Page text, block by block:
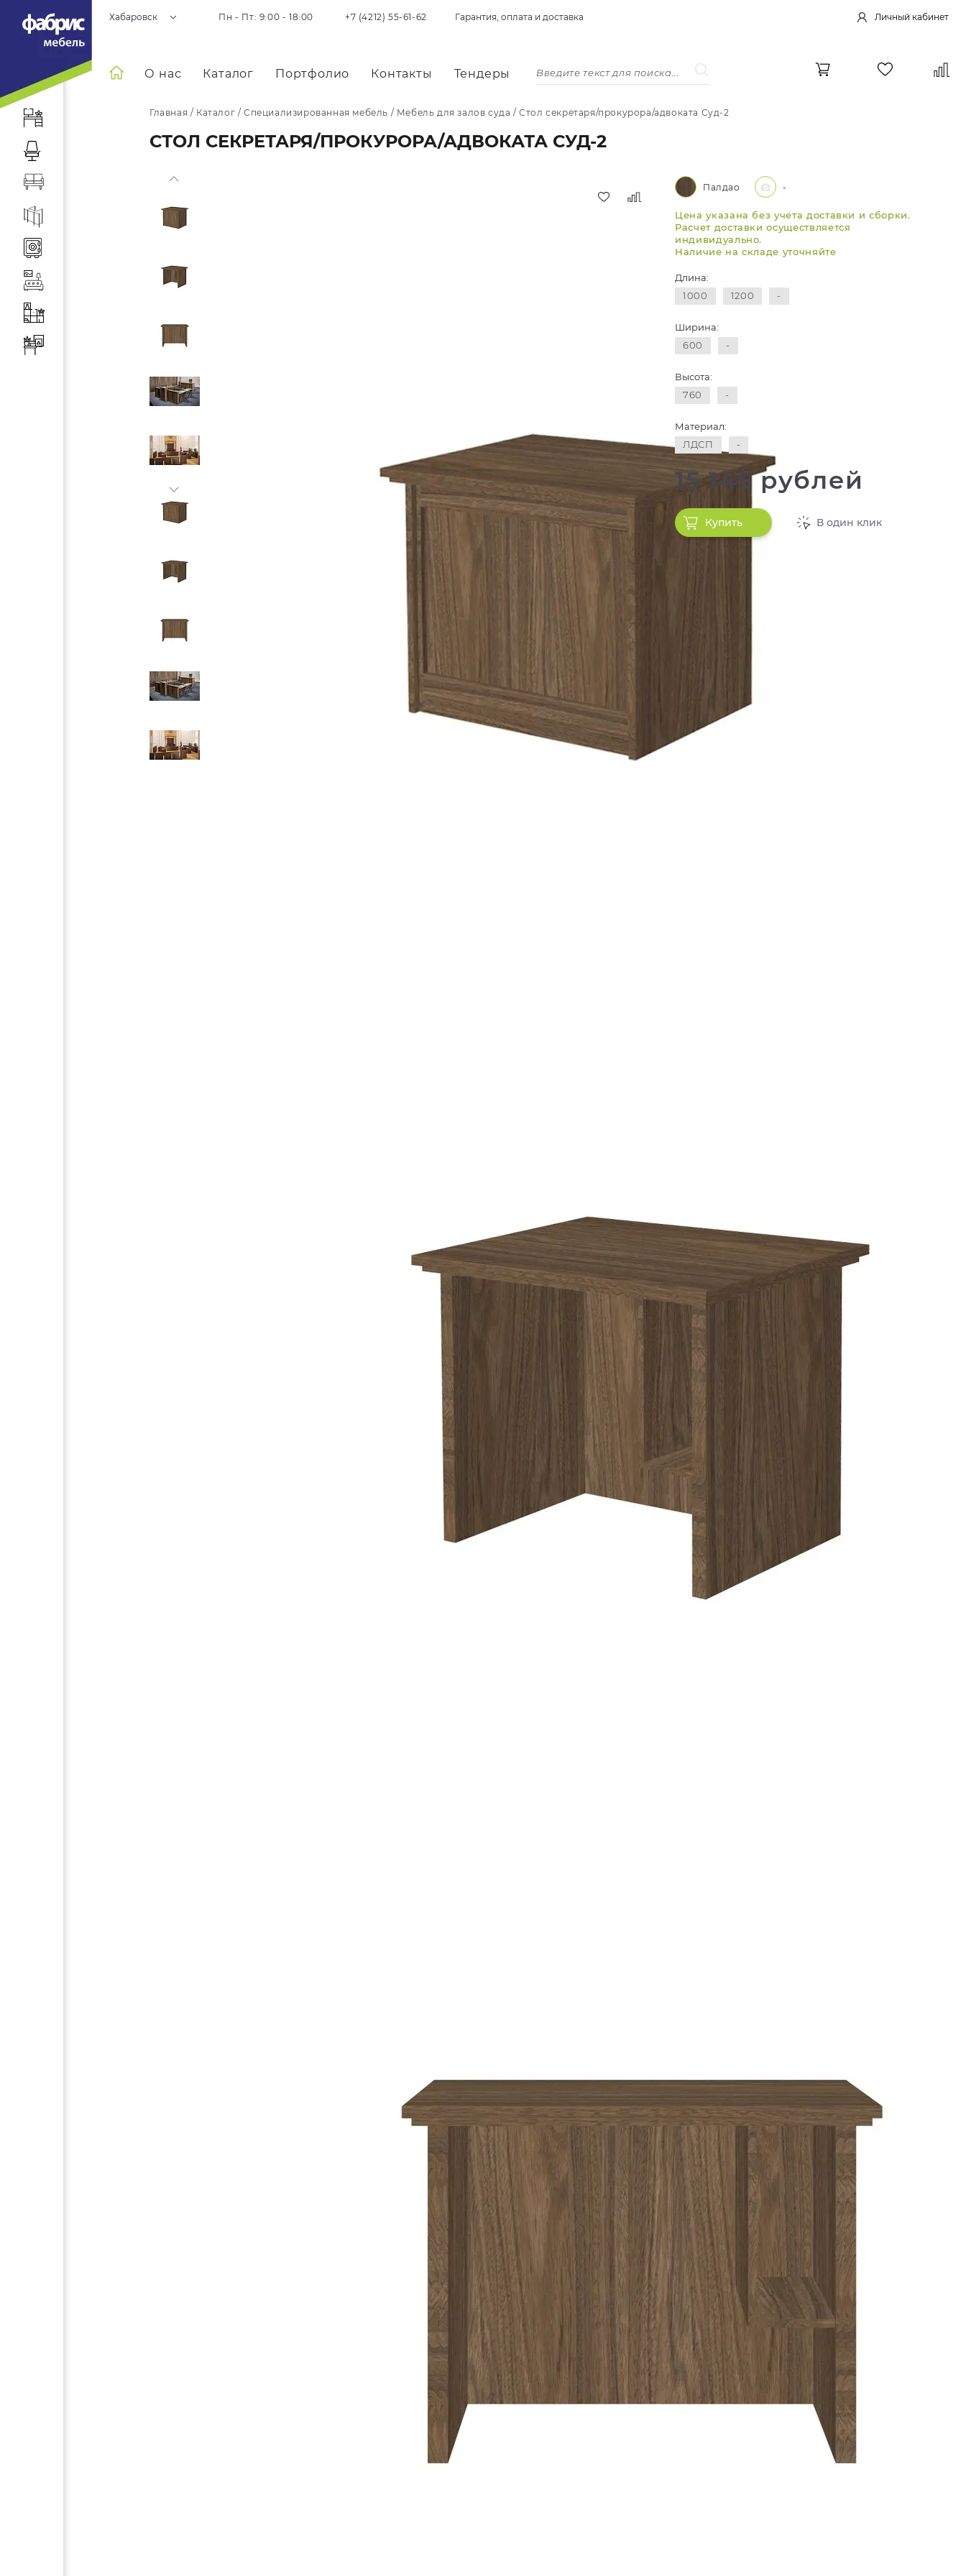
Хабаровск Пн - Пт: 9:00 - 18:00 +7 (4212) 55-61-62 Гарантия, оплата и доставка Личный кабинет
О нас Каталог Портфолио Контакты Тендеры
Главная / Каталог /Специализированная мебель / Мебель для залов суда /Стол секретаря/прокурора/адвоката Суд-2
СТОЛ СЕКРЕТАРЯ/ПРОКУРОРА/АДВОКАТА СУД-2
Палдао -
Цена указана без учета доставки и сборки.
Расчет доставки осуществляется
индивидуально.
Наличие на складе уточняйте
Длина:
1000
1200 -
Ширина:
600
-
Высота:
760
-
Материал:
ЛДСП
-
15 145 рублей
Купить В один клик